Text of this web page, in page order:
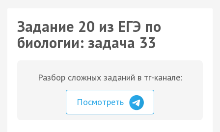
Задание 20 из ЕГЭ по
биологии: задача 33
Разбор сложных заданий в тг-канале:
Посмотреть